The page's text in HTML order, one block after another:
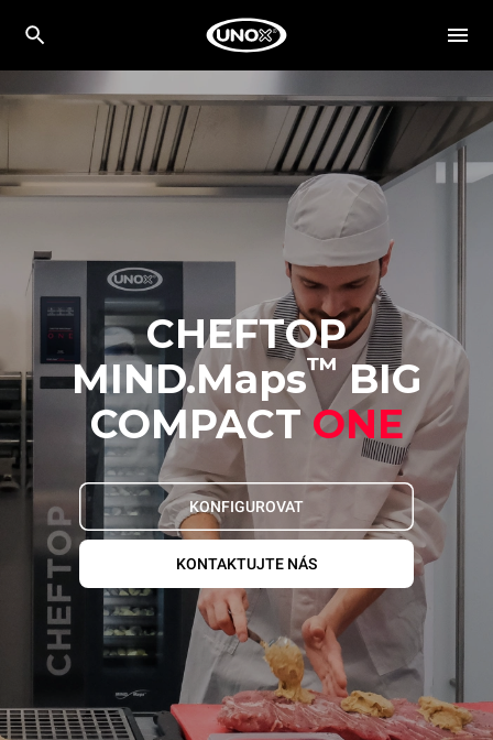
CHEFTOP
MIND.Maps™BIG
COMPACT ONE
KONFIGUROVAT
KONTAKTUJTE NÁS